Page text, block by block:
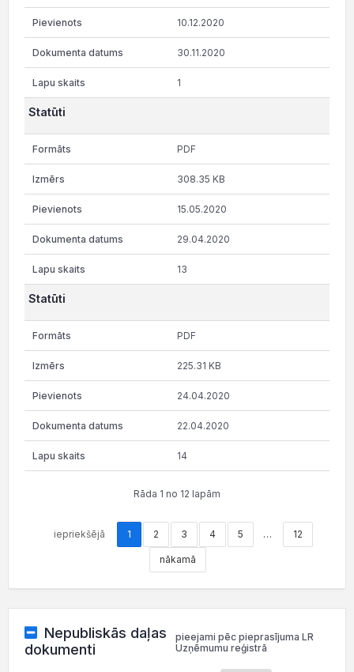
10.12.2020
30.11.2020
1
Statūti
PDF
308.35 KB
15.05.2020
29.04.2020
13
Statūti
PDF
225.31 KB
24.04.2020
22.04.2020
14
Rāda 1 no 12 lapām
iepriekšējā 1 2 3 4 5 … 12
nākamā
Nepubliskās daļas
dokumenti
pieejami pēc pieprasījuma LR
Uzņēmumu reģistrā